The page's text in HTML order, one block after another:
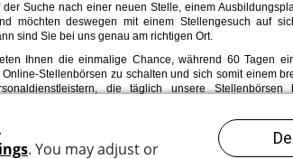
Suche nach einer neuen Stelle, einem
möchten deswegen mit einem Stellengesuch auf
sind Sie bei uns genau am richtigen Ort.
Ihnen die einmalige Chance, während 60 Tagen
Stellenbörsen zu schalten und sich somit einem
die täglich unsere Stellenbörsen
geben Sie gleich jetzt Ihr Stellengesuch auf.